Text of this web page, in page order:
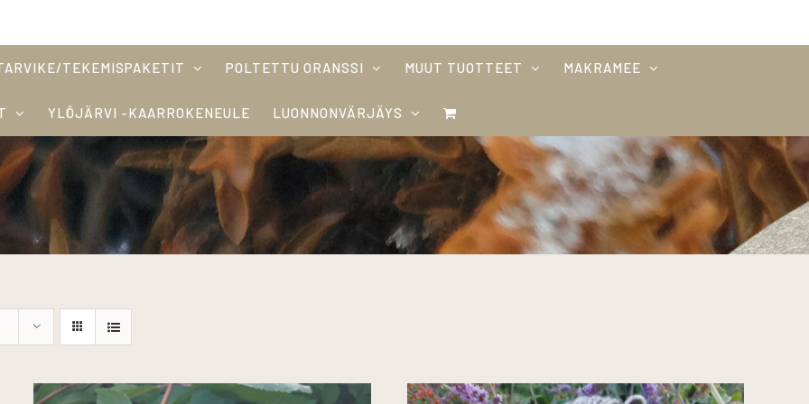
TEKEMISPAKETIT POLTETTU ORANSSI MUUT TUOTTEET MAKRAMEE
YLÖJÄRVI -KAARROKENEULE LUONNONVÄRJÄYS